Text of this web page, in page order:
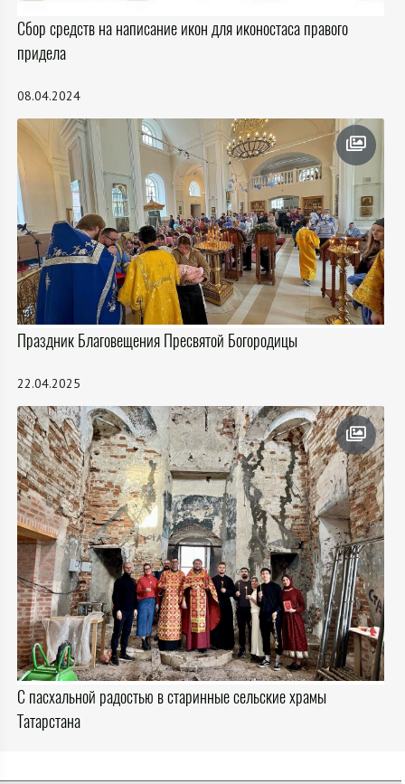
Сбор средств на написание икон для иконостаса правого
придела
08.04.2024
Праздник Благовещения Пресвятой Богородицы
22.04.2025
С пасхальной радостью в старинные сельские храмы
Татарстана